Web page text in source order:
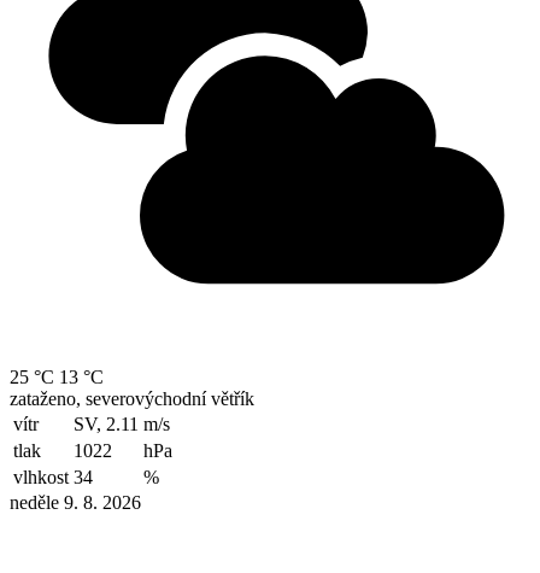
25 °C 13 °C
zataženo, severovýchodní větřík
vítr
SV, 2.11 m/s
tlak
1022
hPa
vlhkost 34
%
neděle 9. 8. 2026